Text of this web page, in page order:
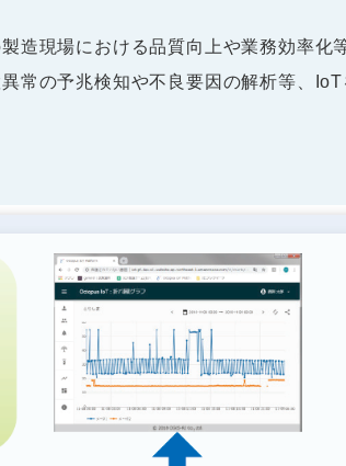
造現場における品質向上や業務効率化
常の予兆検知や不良要因の解析等、